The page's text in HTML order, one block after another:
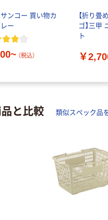
ンコー 買い物カ
ー
（税込）
【折り畳
ゴ】三甲
ト
￥
と比較 類似スペック品